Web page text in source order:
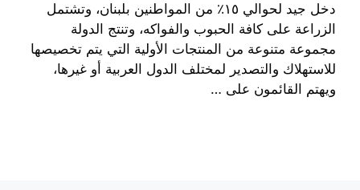
دخل جيد لحوالي ١٥٪ من المواطنين بلبنان، وتشتمل
الزراعة على كافة الحبوب والفواكه، وتنتج الدولة
مجموعة متنوعة من المنتجات الأولية التي يتم تخصيصها
للاستهلاك والتصدير لمختلف الدول العربية أو غيرها،
ويهتم القائمون على …